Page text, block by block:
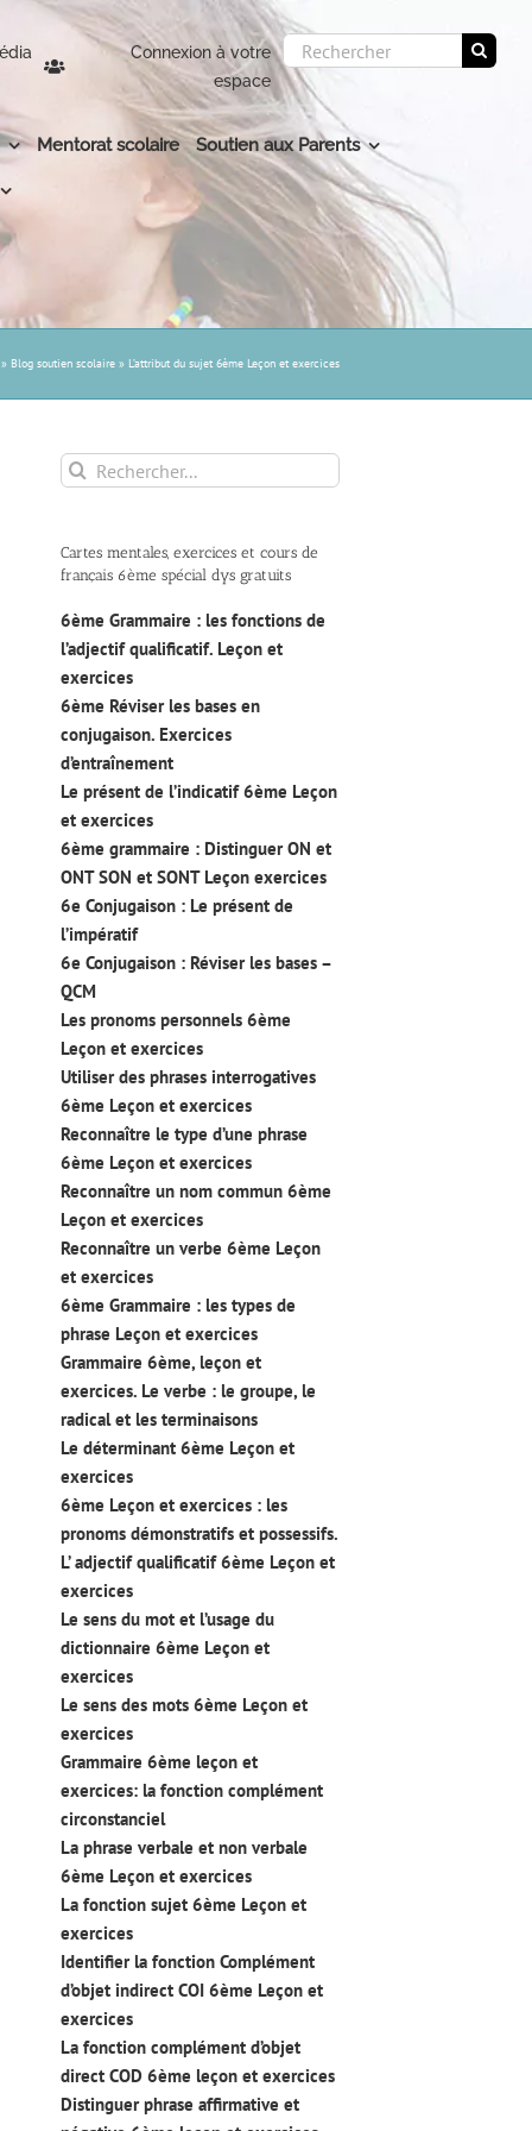
Connexion à votre
espace
Rechercher:
Mentorat scolaire Soutien aux Parents
» Blog soutien scolaire » L’attribut du sujet 6ème Leçon et exercices
Rechercher:
Cartes mentales, exercices et cours de
français 6ème spécial dys gratuits
6ème Grammaire : les fonctions de
l’adjectif qualificatif. Leçon et
exercices
6ème Réviser les bases en
conjugaison. Exercices
d’entraînement
Le présent de l’indicatif 6ème Leçon
et exercices
6ème grammaire : Distinguer ON et
ONT SON et SONT Leçon exercices
6e Conjugaison : Le présent de
l’impératif
6e Conjugaison : Réviser les bases –
QCM
Les pronoms personnels 6ème
Leçon et exercices
Utiliser des phrases interrogatives
6ème Leçon et exercices
Reconnaître le type d’une phrase
6ème Leçon et exercices
Reconnaître un nom commun 6ème
Leçon et exercices
Reconnaître un verbe 6ème Leçon
et exercices
6ème Grammaire : les types de
phrase Leçon et exercices
Grammaire 6ème, leçon et
exercices. Le verbe : le groupe, le
radical et les terminaisons
Le déterminant 6ème Leçon et
exercices
6ème Leçon et exercices : les
pronoms démonstratifs et possessifs.
L’ adjectif qualificatif 6ème Leçon et
exercices
Le sens du mot et l’usage du
dictionnaire 6ème Leçon et
exercices
Le sens des mots 6ème Leçon et
exercices
Grammaire 6ème leçon et
exercices: la fonction complément
circonstanciel
La phrase verbale et non verbale
6ème Leçon et exercices
La fonction sujet 6ème Leçon et
exercices
Identifier la fonction Complément
d’objet indirect COI 6ème Leçon et
exercices
La fonction complément d’objet
direct COD 6ème leçon et exercices
Distinguer phrase affirmative et